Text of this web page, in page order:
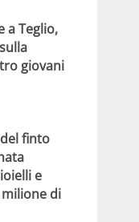
a Teglio,
giovani
finto
e
di